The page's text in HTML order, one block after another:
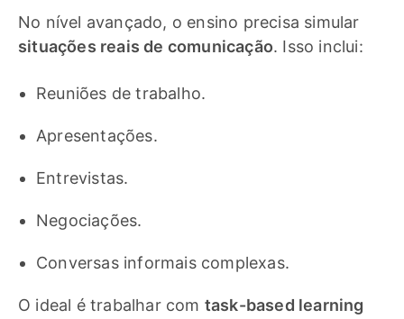
No nível avançado, o ensino precisa simular
situações reais de comunicação. Isso inclui:
Reuniões de trabalho.
Apresentações.
Entrevistas.
Negociações.
Conversas informais complexas.
O ideal é trabalhar com task-based learning